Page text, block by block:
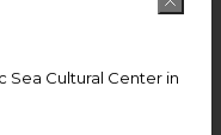
Sea Cultural Center in